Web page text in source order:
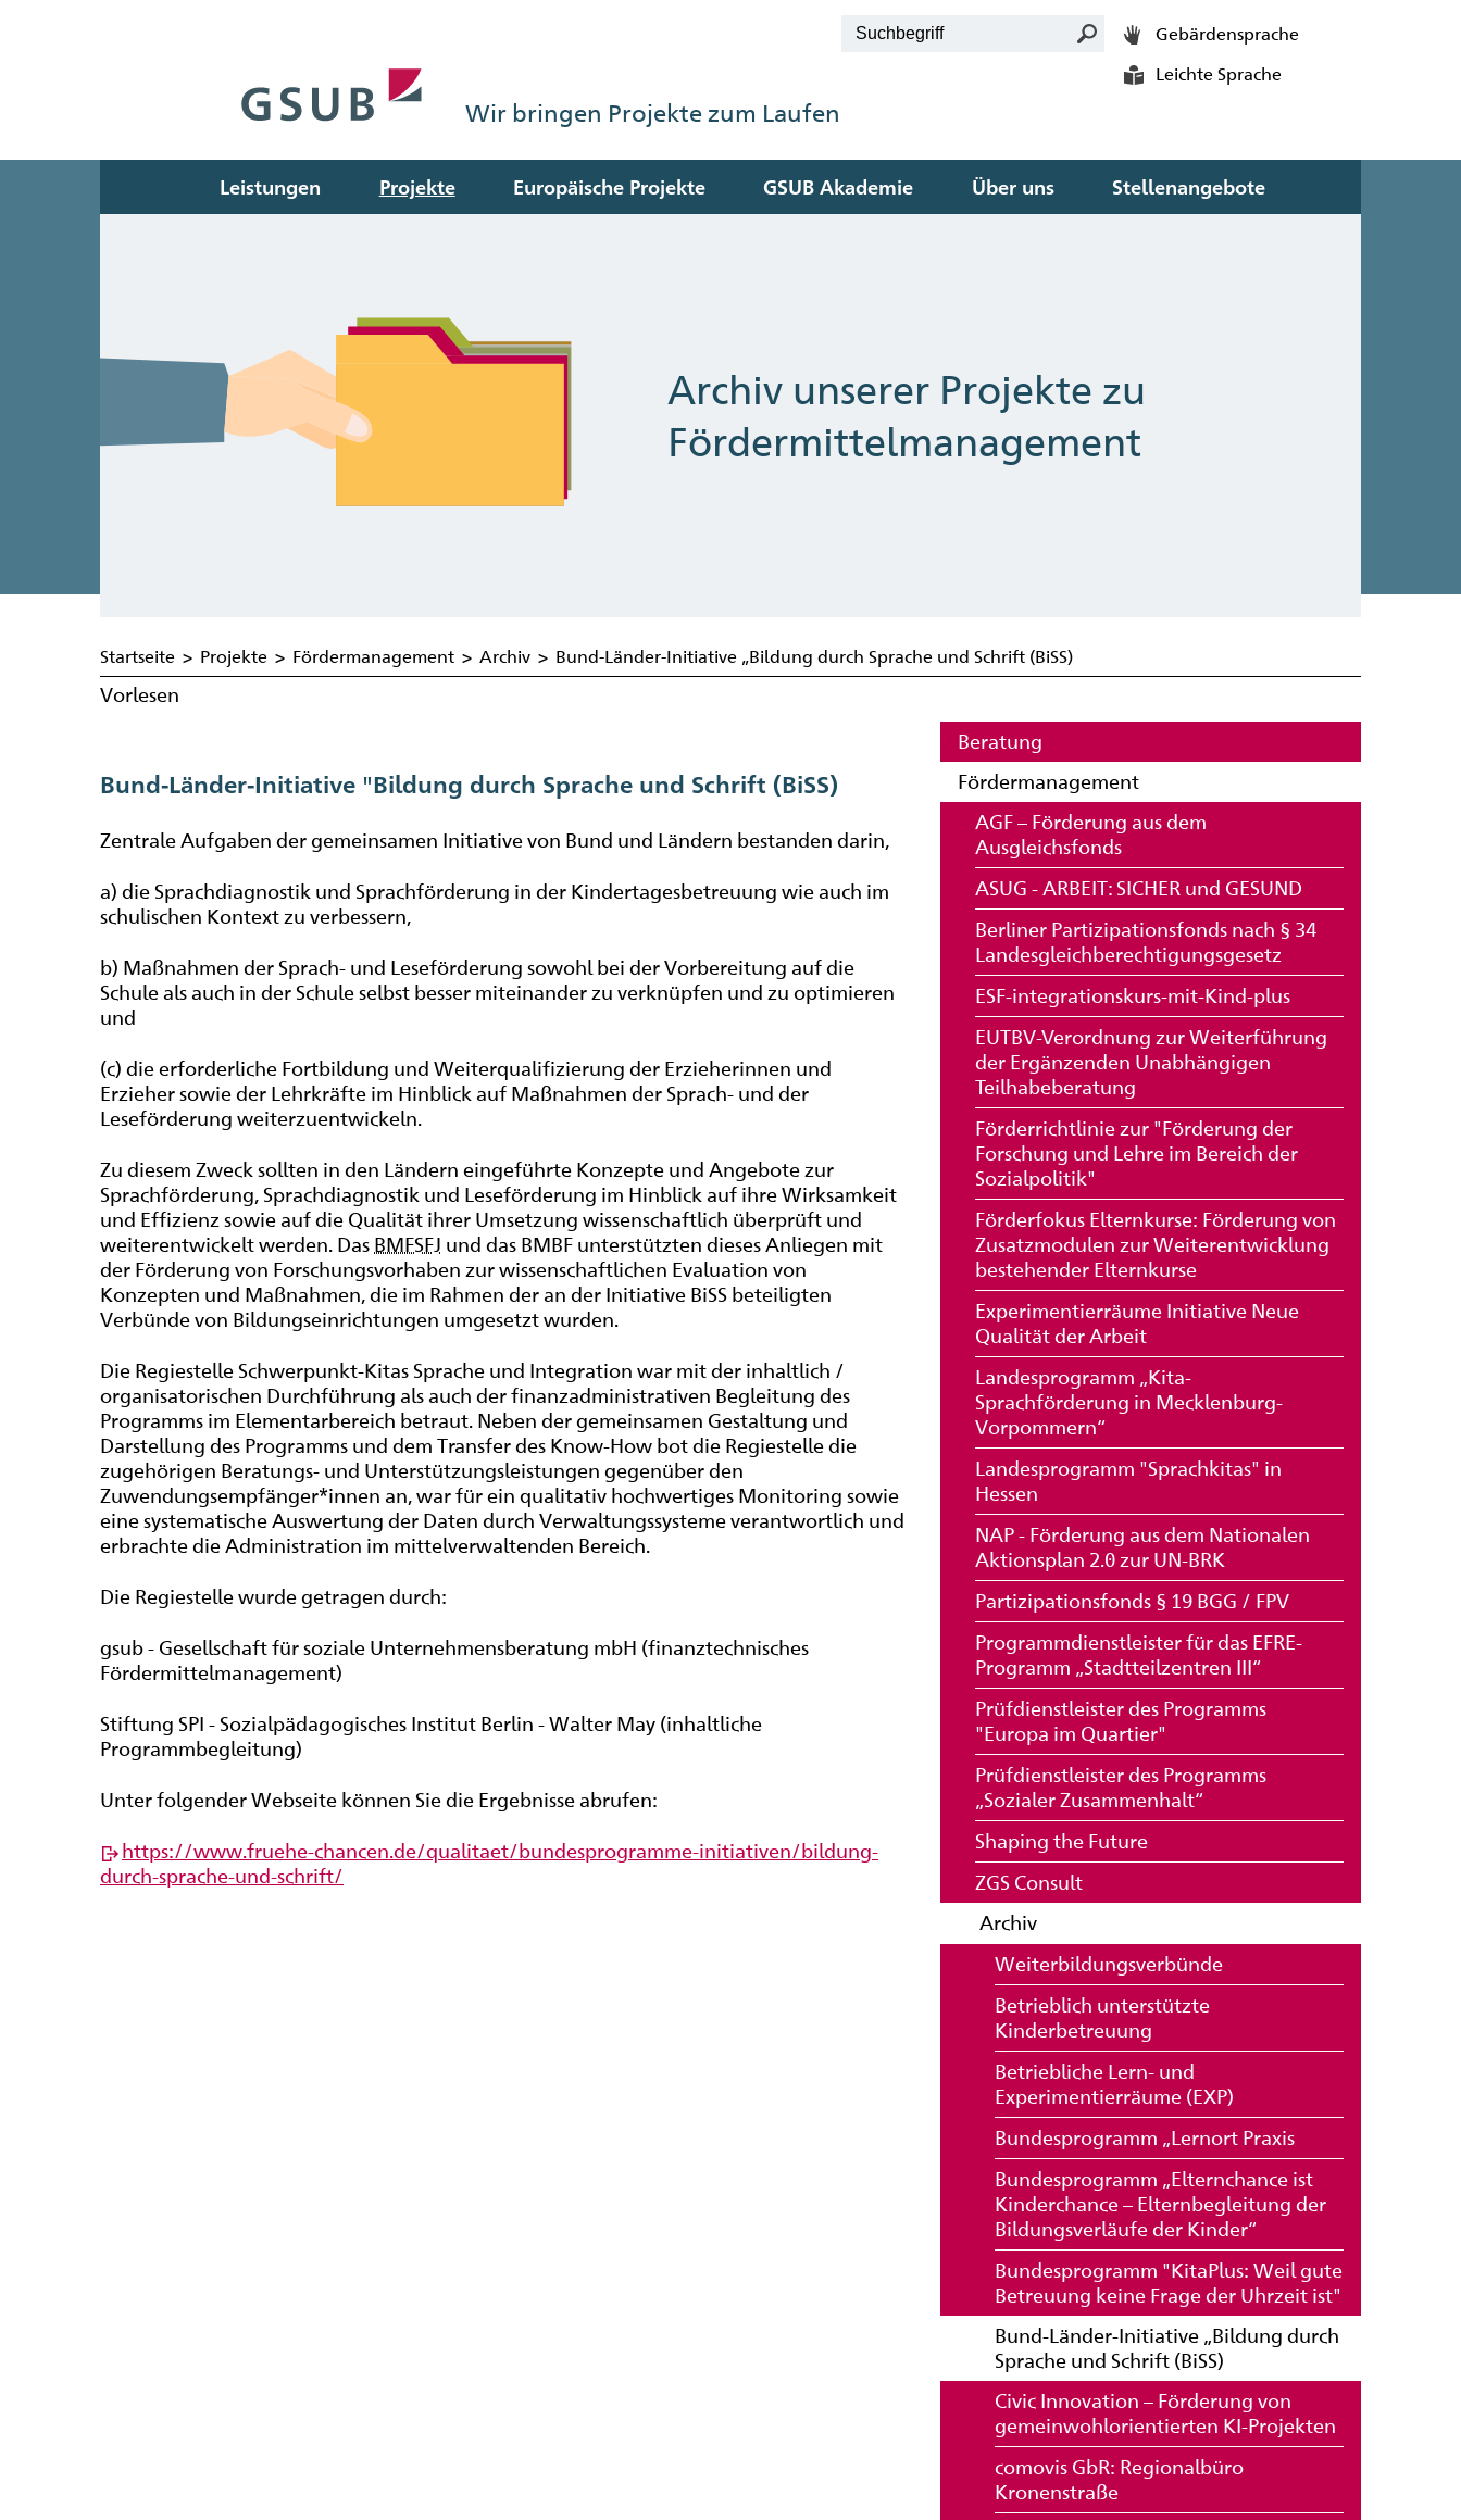
Wir bringen Projekte zum Laufen
Leistungen Projekte Europäische Projekte GSUB Akademie Über uns Stellenangebote
Gebärdensprache
Leichte Sprache
Archiv unserer Projekte zu
Fördermittelmanagement
Startseite > Projekte > Fördermanagement > Archiv > Bund-Länder-Initiative „Bildung durch Sprache und Schrift (BiSS)
Vorlesen
Bund-Länder-Initiative "Bildung durch Sprache und Schrift (BiSS)
Zentrale Aufgaben der gemeinsamen Initiative von Bund und Ländern bestanden darin,
a) die Sprachdiagnostik und Sprachförderung in der Kindertagesbetreuung wie auch im
schulischen Kontext zu verbessern,
b) Maßnahmen der Sprach- und Leseförderung sowohl bei der Vorbereitung auf die
Schule als auch in der Schule selbst besser miteinander zu verknüpfen und zu optimieren
und
(c) die erforderliche Fortbildung und Weiterqualifizierung der Erzieherinnen und
Erzieher sowie der Lehrkräfte im Hinblick auf Maßnahmen der Sprach- und der
Leseförderung weiterzuentwickeln.
Zu diesem Zweck sollten in den Ländern eingeführte Konzepte und Angebote zur
Sprachförderung, Sprachdiagnostik und Leseförderung im Hinblick auf ihre Wirksamkeit
und Effizienz sowie auf die Qualität ihrer Umsetzung wissenschaftlich überprüft und
weiterentwickelt werden. Das BMFSFJ und das BMBF unterstützten dieses Anliegen mit
der Förderung von Forschungsvorhaben zur wissenschaftlichen Evaluation von
Konzepten und Maßnahmen, die im Rahmen der an der Initiative BiSS beteiligten
Verbünde von Bildungseinrichtungen umgesetzt wurden.
Die Regiestelle Schwerpunkt-Kitas Sprache und Integration war mit der inhaltlich /
organisatorischen Durchführung als auch der finanzadministrativen Begleitung des
Programms im Elementarbereich betraut. Neben der gemeinsamen Gestaltung und
Darstellung des Programms und dem Transfer des Know-How bot die Regiestelle die
zugehörigen Beratungs- und Unterstützungsleistungen gegenüber den
Zuwendungsempfänger*innen an, war für ein qualitativ hochwertiges Monitoring sowie
eine systematische Auswertung der Daten durch Verwaltungssysteme verantwortlich und
erbrachte die Administration im mittelverwaltenden Bereich.
Die Regiestelle wurde getragen durch:
gsub - Gesellschaft für soziale Unternehmensberatung mbH (finanztechnisches
Fördermittelmanagement)
Stiftung SPI - Sozialpädagogisches Institut Berlin - Walter May (inhaltliche
Programmbegleitung)
Unter folgender Webseite können Sie die Ergebnisse abrufen:
https://www.fruehe-chancen.de/qualitaet/bundesprogramme-initiativen/bildung-
durch-sprache-und-schrift/
Beratung
Fördermanagement
AGF – Förderung aus dem
Ausgleichsfonds
ASUG - ARBEIT: SICHER und GESUND
Berliner Partizipationsfonds nach § 34
Landesgleichberechtigungsgesetz
ESF-integrationskurs-mit-Kind-plus
EUTBV-Verordnung zur Weiterführung
der Ergänzenden Unabhängigen
Teilhabeberatung
Förderrichtlinie zur "Förderung der
Forschung und Lehre im Bereich der
Sozialpolitik"
Förderfokus Elternkurse: Förderung von
Zusatzmodulen zur Weiterentwicklung
bestehender Elternkurse
Experimentierräume Initiative Neue
Qualität der Arbeit
Landesprogramm „Kita-
Sprachförderung in Mecklenburg-
Vorpommern“
Landesprogramm "Sprachkitas" in
Hessen
NAP - Förderung aus dem Nationalen
Aktionsplan 2.0 zur UN-BRK
Partizipationsfonds § 19 BGG / FPV
Programmdienstleister für das EFRE-
Programm „Stadtteilzentren III“
Prüfdienstleister des Programms
"Europa im Quartier"
Prüfdienstleister des Programms
„Sozialer Zusammenhalt“
Shaping the Future
ZGS Consult
Archiv
Weiterbildungsverbünde
Betrieblich unterstützte
Kinderbetreuung
Betriebliche Lern- und
Experimentierräume (EXP)
Bundesprogramm „Lernort Praxis
Bundesprogramm „Elternchance ist
Kinderchance – Elternbegleitung der
Bildungsverläufe der Kinder“
Bundesprogramm "KitaPlus: Weil gute
Betreuung keine Frage der Uhrzeit ist"
Bund-Länder-Initiative „Bildung durch
Sprache und Schrift (BiSS)
Civic Innovation – Förderung von
gemeinwohlorientierten KI-Projekten
comovis GbR: Regionalbüro
Kronenstraße